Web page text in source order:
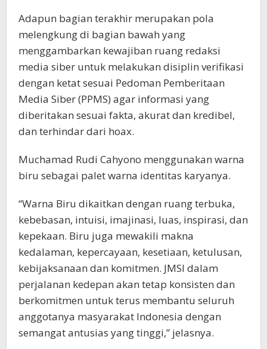
Adapun bagian terakhir merupakan pola
melengkung di bagian bawah yang
menggambarkan kewajiban ruang redaksi
media siber untuk melakukan disiplin verifikasi
dengan ketat sesuai Pedoman Pemberitaan
Media Siber (PPMS) agar informasi yang
diberitakan sesuai fakta, akurat dan kredibel,
dan terhindar dari hoax.
Muchamad Rudi Cahyono menggunakan warna
biru sebagai palet warna identitas karyanya.
“Warna Biru dikaitkan dengan ruang terbuka,
kebebasan, intuisi, imajinasi, luas, inspirasi, dan
kepekaan. Biru juga mewakili makna
kedalaman, kepercayaan, kesetiaan, ketulusan,
kebijaksanaan dan komitmen. JMSI dalam
perjalanan kedepan akan tetap konsisten dan
berkomitmen untuk terus membantu seluruh
anggotanya masyarakat Indonesia dengan
semangat antusias yang tinggi,” jelasnya.